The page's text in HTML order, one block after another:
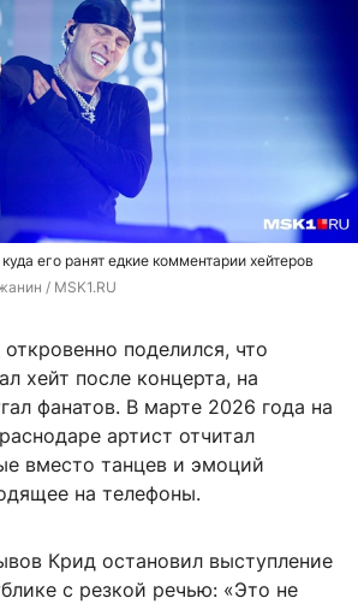
его ранят едкие комментарии хейтеров
/ MSK1.RU
поделился, что
хейт после концерта, на
фанатов. В марте 2026 года на
артист отчитал
вместо танцев и эмоций
на телефоны.
Крид остановил выступление
с резкой речью: «Это не